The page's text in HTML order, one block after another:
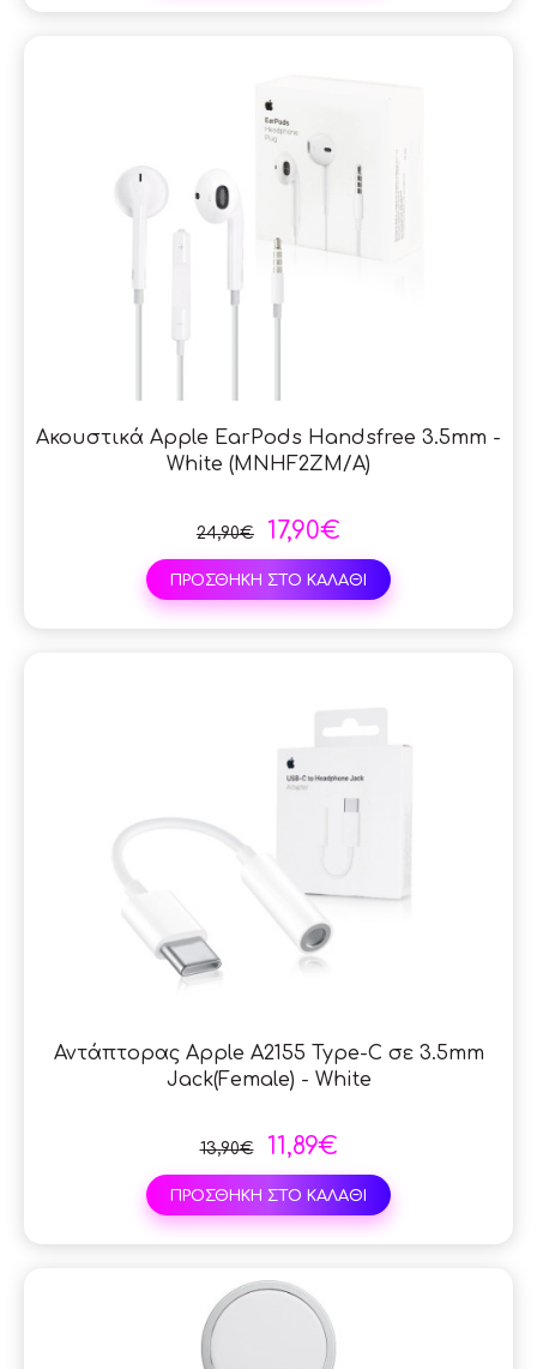
Ακουστικά Apple EarPods Handsfree 3.5mm -
White (MNHF2ZM/A)
24,90€ 17,90€
ΠΡΟΣΘΗΚΗ ΣΤΟ ΚΑΛΑΘΙ
Αντάπτορας Apple A2155 Type-C σε 3.5mm
Jack(Female) - White
13,90€ 11,89€
ΠΡΟΣΘΗΚΗ ΣΤΟ ΚΑΛΑΘΙ